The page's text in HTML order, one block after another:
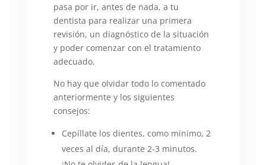
pasa por ir, antes de nada, a tu
dentista para realizar una primera
revisión, un diagnóstico de la situación
y poder comenzar con el tratamiento
adecuado.
No hay que olvidar todo lo comentado
anteriormente y los siguientes
consejos:
Cepíllate los dientes, como mínimo, 2
veces al día, durante 2-3 minutos.